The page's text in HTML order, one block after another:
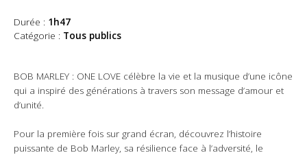
Durée : 1h47
Catégorie : Tous publics
BOB MARLEY : ONE LOVE célèbre la vie et la musique d’une icône
qui a inspiré des générations à travers son message d’amour et
d’unité.
Pour la première fois sur grand écran, découvrez l’histoire
puissante de Bob Marley, sa résilience face à l’adversité, le